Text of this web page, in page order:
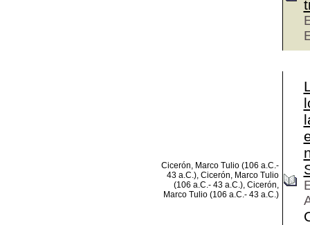
Cicerón, Marco Tulio (106 a.C.-
43 a.C.), Cicerón, Marco Tulio
(106 a.C.- 43 a.C.), Cicerón,
Marco Tulio (106 a.C.- 43 a.C.)